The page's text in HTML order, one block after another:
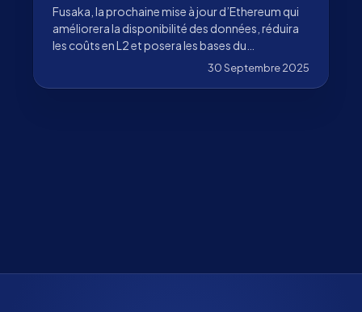
Fusaka, la prochaine mise à jour d’Ethereum qui
améliorera la disponibilité des données, réduira
les coûts en L2 et posera les bases du
30 Septembre 2025